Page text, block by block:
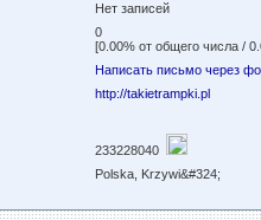
Нет записей
0
[0.00% от общего числа /
Написать письмо через
http://takietrampki.pl
233228040
Polska, Krzywi&#324;